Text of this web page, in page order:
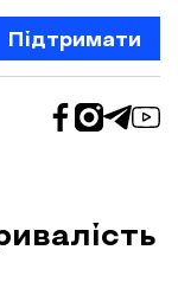
Підтримати